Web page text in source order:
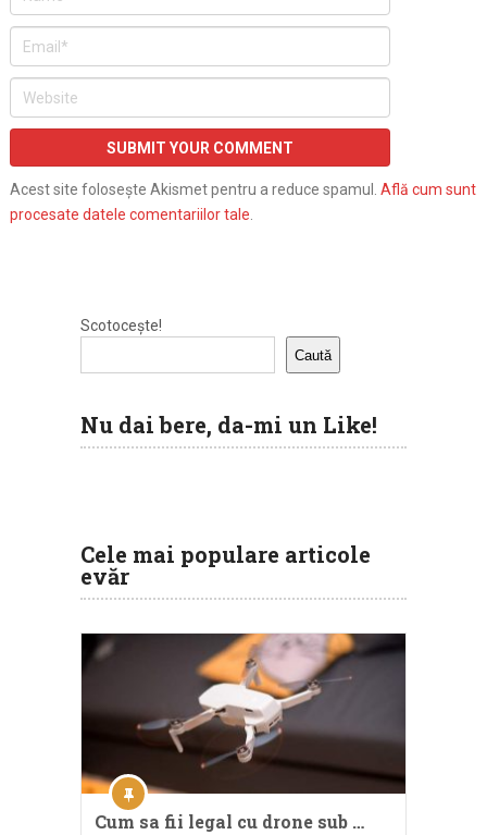
Acest site folosește Akismet pentru a reduce spamul. Află cum sunt
procesate datele comentariilor tale
Scotocește!
Caută
Nu dai bere, da-mi un Like!
Cele mai populare articole
evăr
Cum sa fii legal cu drone sub …